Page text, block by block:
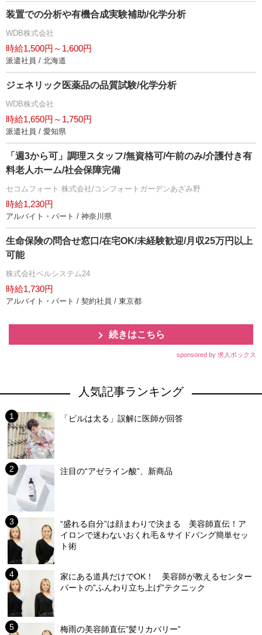
装置での分析や有機合成実験補助/化学分析
WDB株式会社
時給1,500円～1,600円
派遣社員 / 北海道
ジェネリック医薬品の品質試験/化学分析
WDB株式会社
時給1,650円～1,750円
派遣社員 / 愛知県
「週3から可」調理スタッフ/無資格可/午前のみ/介護付き有
料老人ホーム/社会保障完備
セコムフォート 株式会社/コンフォートガーデンあざみ野
時給1,230円
アルバイト・パート / 神奈川県
生命保険の問合せ窓口/在宅OK/未経験歓迎/月収25万円以上
可能
株式会社ベルシステム24
時給1,730円
アルバイト・パート / 契約社員 / 東京都
続きはこちら
sponsored by 求人ボックス
人気記事ランキング
「ピルは太る」誤解に医師が回答
注目の“アゼライン酸”、新商品
“盛れる自分”は顔まわりで決まる 美容師直伝！ア
イロンで迷わないおくれ毛＆サイドバング簡単セッ
ト術
家にある道具だけでOK！ 美容師が教えるセンター
パートの”ふんわり立ち上げ”テクニック
梅雨の美容師直伝”髪リカバリー”